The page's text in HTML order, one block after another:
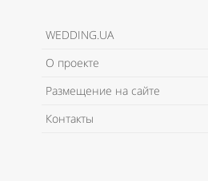
WEDDING.UA
О проекте
Размещение на сайте
Контакты